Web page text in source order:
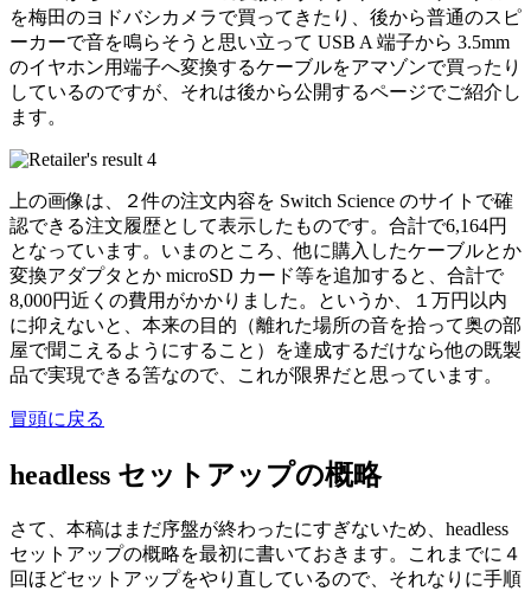
を梅田のヨドバシカメラで買ってきたり、後から普通のスピ
ーカーで音を鳴らそうと思い立って USB A 端子から 3.5mm
のイヤホン用端子へ変換するケーブルをアマゾンで買ったり
しているのですが、それは後から公開するページでご紹介し
ます。
上の画像は、２件の注文内容を Switch Science のサイトで確
認できる注文履歴として表示したものです。合計で6,164円
となっています。いまのところ、他に購入したケーブルとか
変換アダプタとか microSD カード等を追加すると、合計で
8,000円近くの費用がかかりました。というか、１万円以内
に抑えないと、本来の目的（離れた場所の音を拾って奥の部
屋で聞こえるようにすること）を達成するだけなら他の既製
品で実現できる筈なので、これが限界だと思っています。
冒頭に戻る
headless セットアップの概略
さて、本稿はまだ序盤が終わったにすぎないため、headless
セットアップの概略を最初に書いておきます。これまでに４
回ほどセットアップをやり直しているので、それなりに手順